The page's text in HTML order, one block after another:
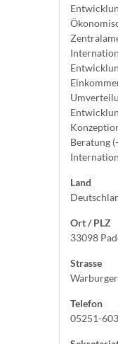
Beratung
Land
Ort / PLZ
33098
Strasse
Telefon
05251-